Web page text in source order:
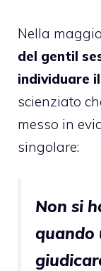
Nella
del gentil
individuare
scienziato
messo in
singolare:
Non si
quando